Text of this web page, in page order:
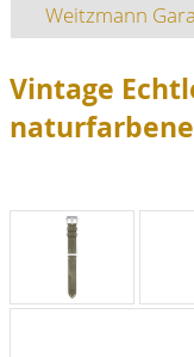
Weitzmann
Vintage